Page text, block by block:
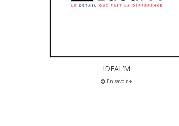
IDEAL’M
En savoir +